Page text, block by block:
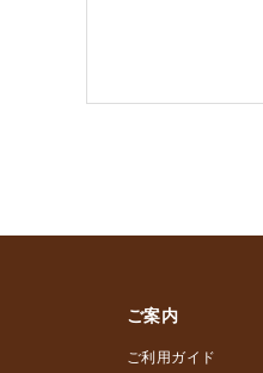
ご案内
ご利用ガイド